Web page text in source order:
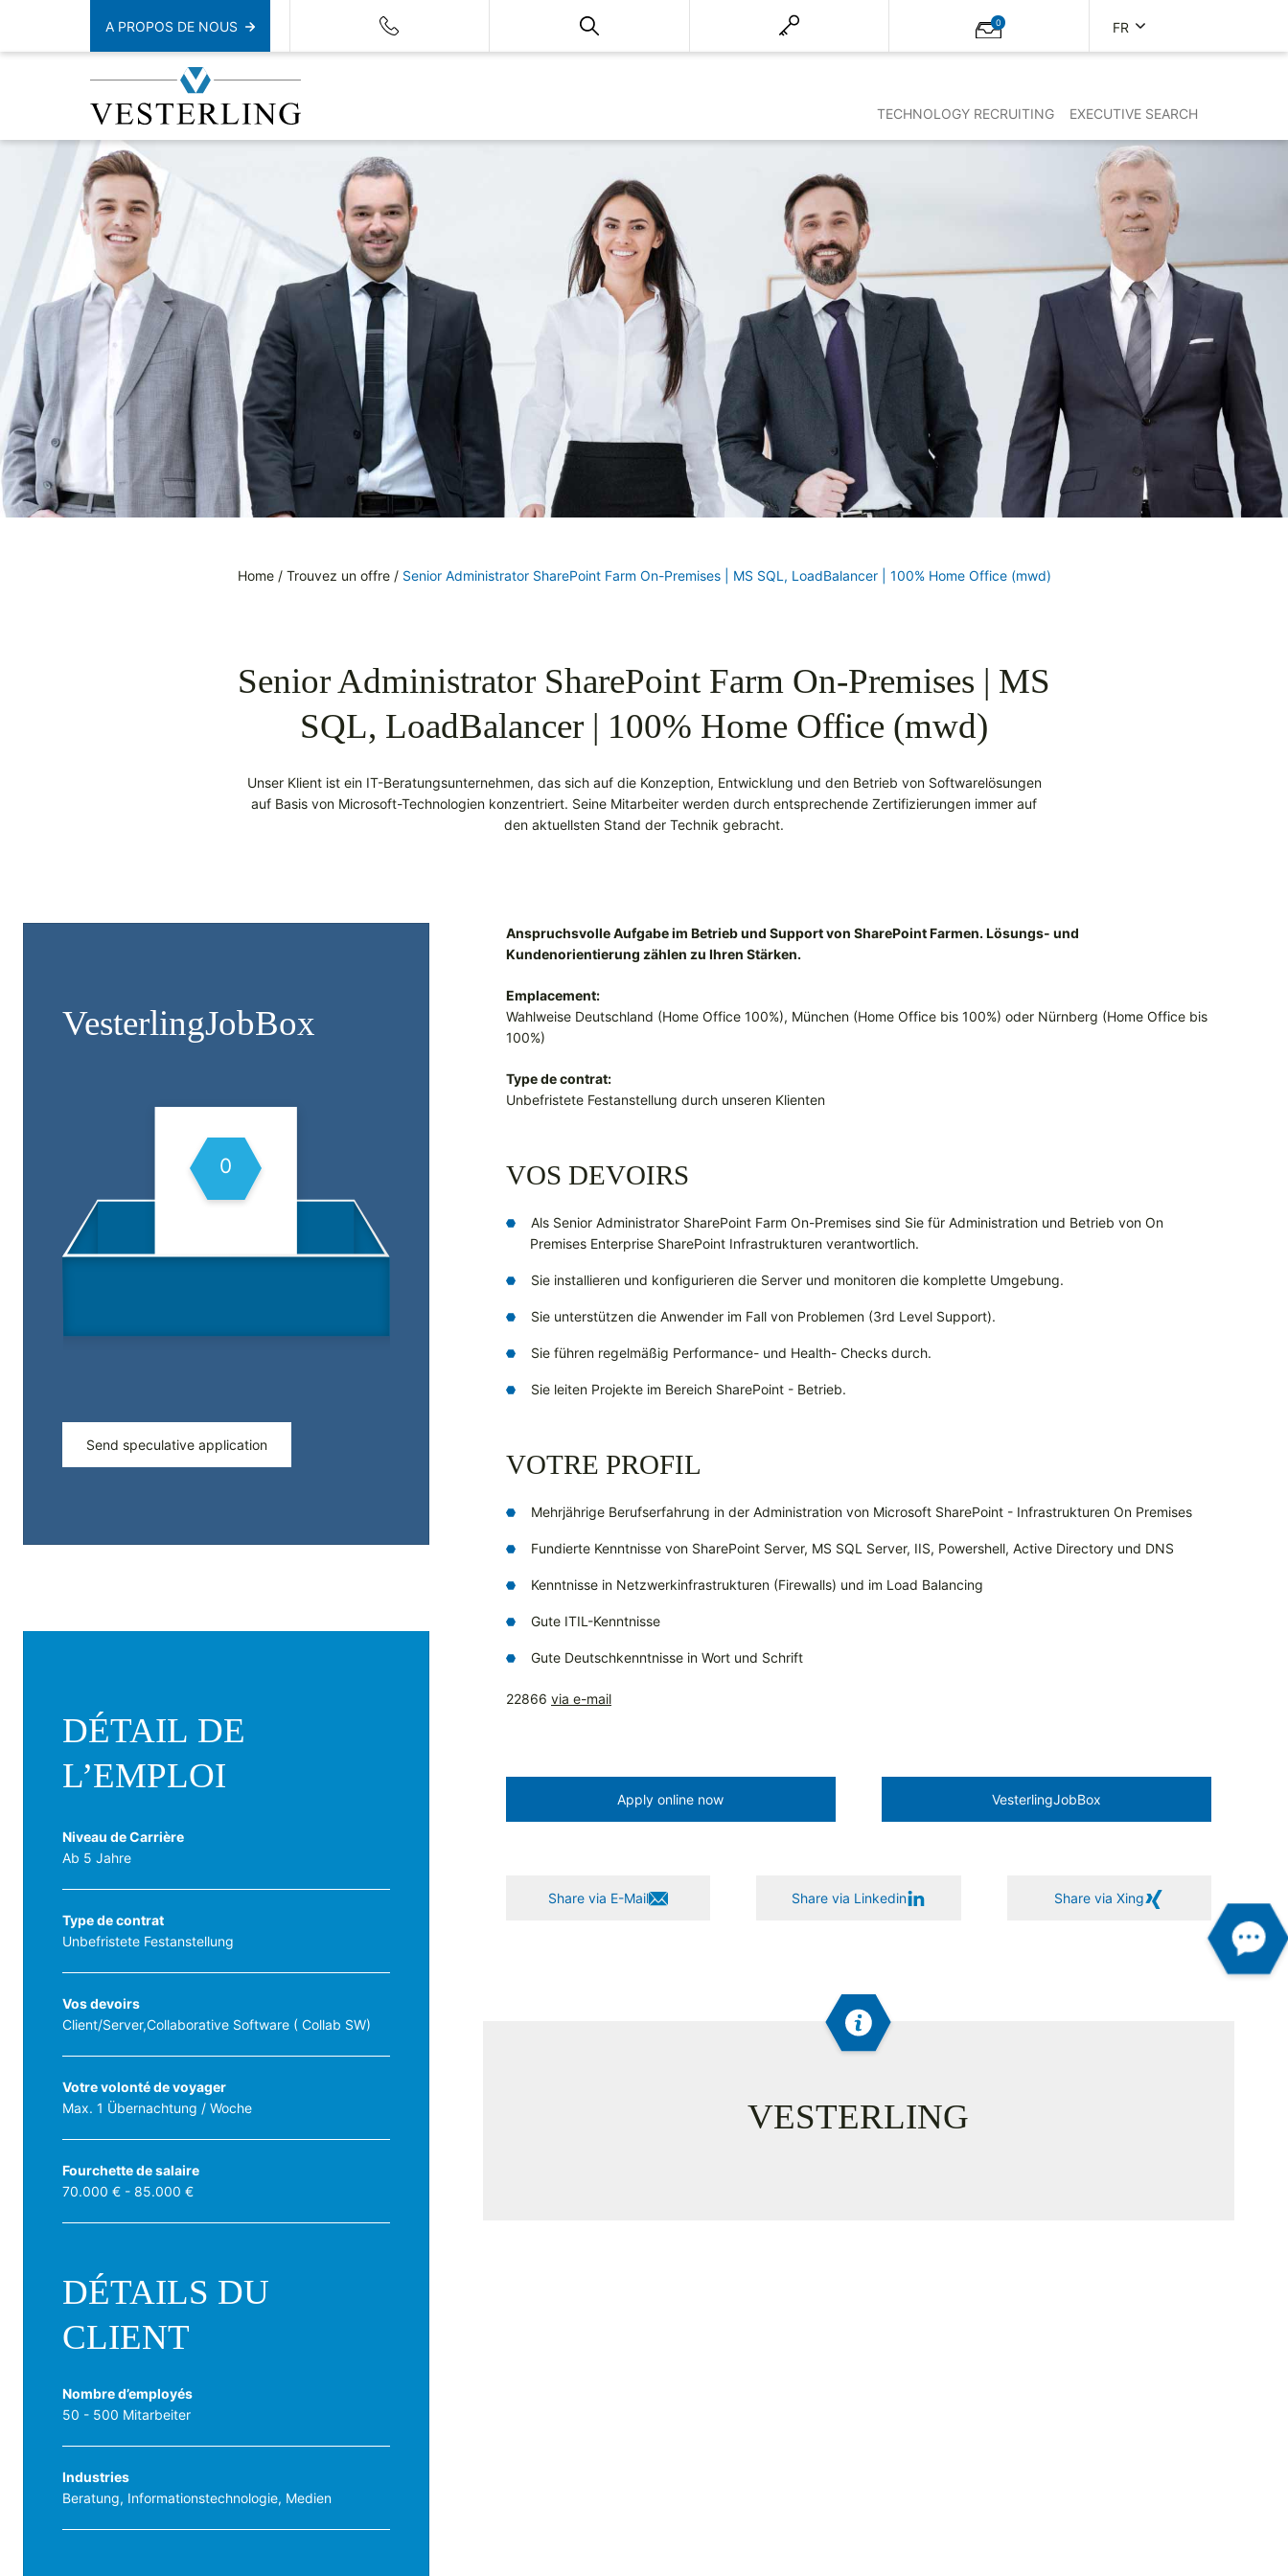
A PROPOS DE NOUS 0 FR
TECHNOLOGY RECRUITING EXECUTIVE SEARCH
Home/ Trouvez un offre/ Senior Administrator SharePoint Farm On-Premises | MS SQL, LoadBalancer | 100% Home Office (mwd)
Senior Administrator SharePoint Farm On-Premises | MS
SQL, LoadBalancer | 100% Home Office (mwd)
Unser Klient ist ein IT-Beratungsunternehmen, das sich auf die Konzeption, Entwicklung und den Betrieb von Softwarelösungen
auf Basis von Microsoft-Technologien konzentriert. Seine Mitarbeiter werden durch entsprechende Zertifizierungen immer auf
den aktuellsten Stand der Technik gebracht.
Vesterling­JobBox
0
Send speculative application
DÉTAIL DE
L’EMPLOI
Niveau de Carrière
Ab 5 Jahre
Type de contrat
Unbefristete Festanstellung
Vos devoirs
Client/Server,Collaborative Software ( Collab SW)
Votre volonté de voyager
Max. 1 Übernachtung / Woche
Fourchette de salaire
70.000 € - 85.000 €
DÉTAILS DU
CLIENT
Nombre d’employés
50 - 500 Mitarbeiter
Industries
Beratung, Informationstechnologie, Medien
Anspruchsvolle Aufgabe im Betrieb und Support von SharePoint Farmen. Lösungs- und
Kundenorientierung zählen zu Ihren Stärken.
Emplacement:
Wahlweise Deutschland (Home Office 100%), München (Home Office bis 100%) oder Nürnberg (Home Office bis
100%)
Type de contrat:
Unbefristete Festanstellung durch unseren Klienten
VOS DEVOIRS
Als Senior Administrator SharePoint Farm On-Premises sind Sie für Administration und Betrieb von On
Premises Enterprise SharePoint Infrastrukturen verantwortlich.
Sie installieren und konfigurieren die Server und monitoren die komplette Umgebung.
Sie unterstützen die Anwender im Fall von Problemen (3rd Level Support).
Sie führen regelmäßig Performance- und Health- Checks durch.
Sie leiten Projekte im Bereich SharePoint - Betrieb.
VOTRE PROFIL
Mehrjährige Berufserfahrung in der Administration von Microsoft SharePoint - Infrastrukturen On Premises
Fundierte Kenntnisse von SharePoint Server, MS SQL Server, IIS, Powershell, Active Directory und DNS
Kenntnisse in Netzwerkinfrastrukturen (Firewalls) und im Load Balancing
Gute ITIL-Kenntnisse
Gute Deutschkenntnisse in Wort und Schrift
22866 via e-mail
Apply online now Vesterling­JobBox
Share via E-Mail Share via Linkedin Share via Xing
VESTERLING